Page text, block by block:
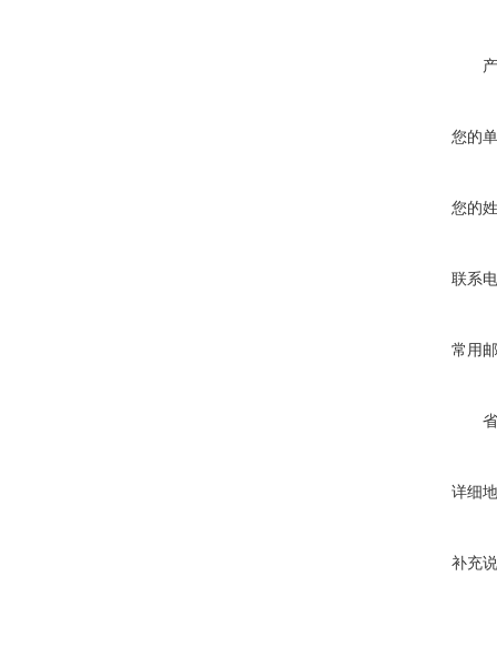
您的
您的
联系
常用
详细
补充